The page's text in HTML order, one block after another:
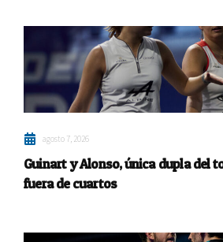
agosto 7, 2026
Guinart y Alonso, única dupla del
fuera de cuartos